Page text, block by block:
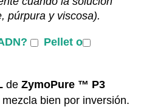
púrpura y viscosa).
Pellet o
deZymoPure ™ P3
mezcla bien por inversión.